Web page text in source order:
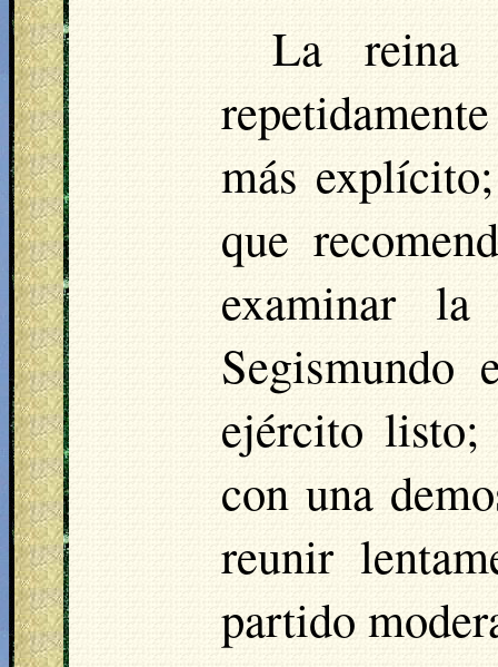
La reina
más
que
examinar
Segismundo
ejército listo;
con una
reunir
partido